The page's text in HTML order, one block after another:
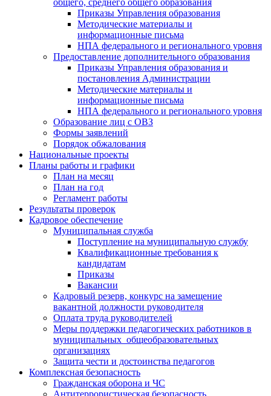
общего, среднего общего образования
Приказы Управления образования
Методические материалы и
информационные письма
НПА федерального и регионального уровня
Предоставление дополнительного образования
Приказы Управления образования и
постановления Администрации
Методические материалы и
информационные письма
НПА федерального и регионального уровня
Образование лиц с ОВЗ
Формы заявлений
Порядок обжалования
Национальные проекты
Планы работы и графики
План на месяц
План на год
Регламент работы
Результаты проверок
Кадровое обеспечение
Муниципальная служба
Поступление на муниципальную службу
Квалификационные требования к
кандидатам
Приказы
Вакансии
Кадровый резерв, конкурс на замещение
вакантной должности руководителя
Оплата труда руководителей
Меры поддержки педагогических работников в
муниципальных общеобразовательных
организациях
Защита чести и достоинства педагогов
Комплексная безопасность
Гражданская оборона и ЧС